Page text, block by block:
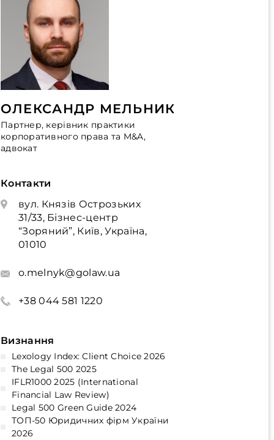
ОЛЕКСАНДР МЕЛЬНИК
Партнер, керівник практики
корпоративного права та M&A,
адвокат
Контакти
вул. Князів Острозьких
31/33, Бізнес-центр
“Зоряний”, Київ, Україна,
01010
o.melnyk@golaw.ua
+38 044 581 1220
Визнання
Lexology Index: Client Choice 2026
The Legal 500 2025
IFLR1000 2025 (International
Financial Law Review)
Legal 500 Green Guide 2024
ТОП-50 Юридичних фірм України
2026